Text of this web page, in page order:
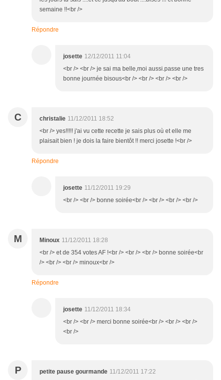
semaine !!<br />
Répondre
josette 12/12/2011 11:04
<br /> <br /> je sai ma belle,moi aussi.passe une tres
bonne journée bisous<br /> <br /> <br /> <br />
C christalie 11/12/2011 18:52
<br /> yes!!!!! j'ai vu cette recette je sais plus où et elle me
plaisait bien ! je dois la faire bientôt !! merci josette !<br />
Répondre
josette 11/12/2011 19:29
<br /> <br /> bonne soirée<br /> <br /> <br /> <br />
M Minoux 11/12/2011 18:28
<br /> et de 354 votes AF !<br /> <br /> <br /> bonne soirée<br
/> <br /> <br /> minoux<br />
Répondre
josette 11/12/2011 18:34
<br /> <br /> merci bonne soirée<br /> <br /> <br />
<br />
P petite pause gourmande 11/12/2011 17:22